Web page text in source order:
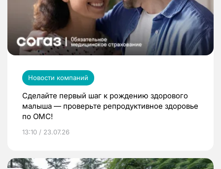
Новости компаний
Сделайте первый шаг к рождению здорового
малыша — проверьте репродуктивное здоровье
по ОМС!
13:10 / 23.07.26